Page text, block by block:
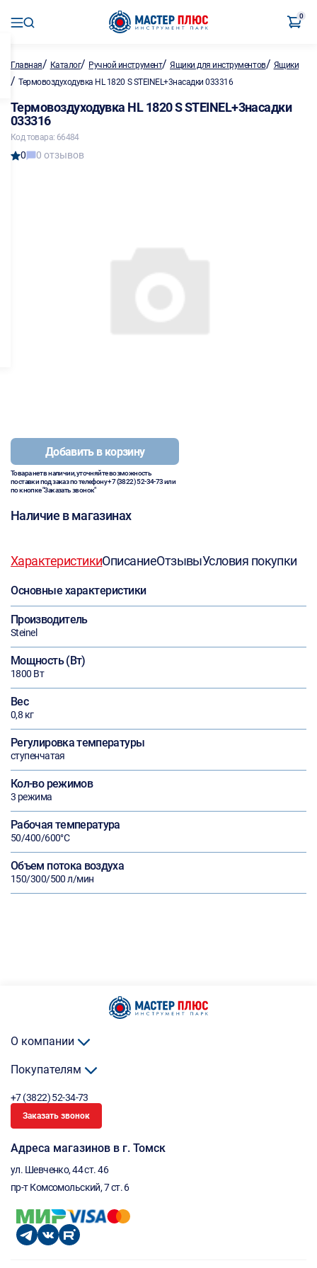
0
Главная/ Каталог/ Ручной инструмент/Ящики для инструментов/ Ящики
/ Термовоздуходувка HL 1820 S STEINEL+3насадки 033316
Термовоздуходувка HL 1820 S STEINEL+3насадки
033316
Код товара: 66484
0 0 отзывов
Добавить в корзину
Товара нет в наличии, уточняйте возможность
поставки под заказ по телефону+7 (3822) 52-34-73или
по кнопке "Заказать звонок"
Наличие в магазинах
ХарактеристикиОписаниеОтзывыУсловия покупки
Основные характеристики
Производитель
Steinel
Мощность (Вт)
1800 Вт
Вес
0,8 кг
Регулировка температуры
ступенчатая
Кол-во режимов
3 режима
Рабочая температура
50/400/600°С
Объем потока воздуха
150/300/500 л/мин
О компании
Покупателям
+7 (3822) 52-34-73
Заказать звонок
Адреса магазинов в г. Томск
ул. Шевченко, 44 ст. 46
пр-т Комсомольский, 7 ст. 6